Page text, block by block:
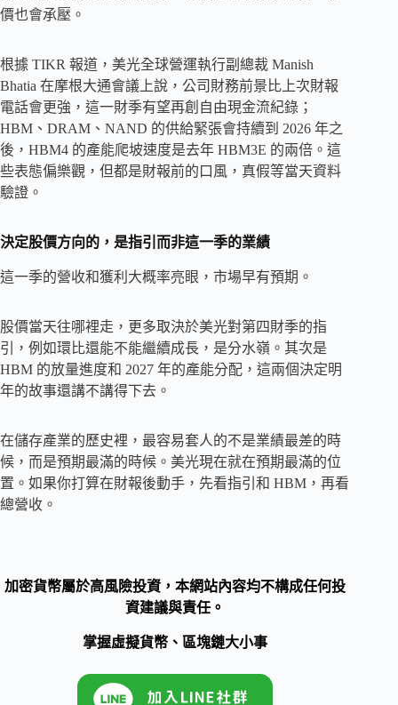
價也會承壓。
根據 TIKR 報道，美光全球營運執行副總裁 Manish
Bhatia 在摩根大通會議上說，公司財務前景比上次財報
電話會更強，這一財季有望再創自由現金流紀錄；
HBM、DRAM、NAND 的供給緊張會持續到 2026 年之
後，HBM4 的產能爬坡速度是去年 HBM3E 的兩倍。這
些表態偏樂觀，但都是財報前的口風，真假等當天資料
驗證。
決定股價方向的，是指引而非這一季的業績
這一季的營收和獲利大概率亮眼，市場早有預期。
股價當天往哪裡走，更多取決於美光對第四財季的指
引，例如環比還能不能繼續成長，是分水嶺。其次是
HBM 的放量進度和 2027 年的產能分配，這兩個決定明
年的故事還講不講得下去。
在儲存產業的歷史裡，最容易套人的不是業績最差的時
候，而是預期最滿的時候。美光現在就在預期最滿的位
置。如果你打算在財報後動手，先看指引和 HBM，再看
總營收。
加密貨幣屬於高風險投資，本網站內容均不構成任何投
資建議與責任。
掌握虛擬貨幣、區塊鏈大小事